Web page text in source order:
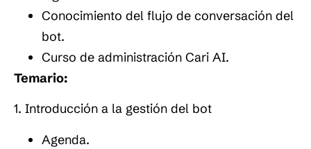
Conocimiento del flujo de conversación del
bot.
Curso de administración Cari AI.
Temario:
1. Introducción a la gestión del bot
Agenda.